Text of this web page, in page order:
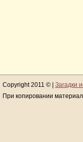
Copyright 2011 © | Загадки
При копировании